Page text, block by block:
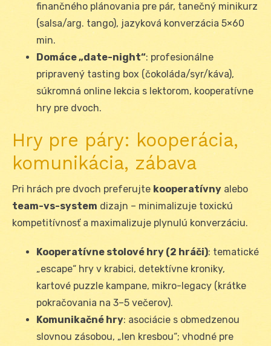
finančného plánovania pre pár, tanečný minikurz
(salsa/arg. tango), jazyková konverzácia 5×60
min.
Domáce „date-night“: profesionálne
pripravený tasting box (čokoláda/syr/káva),
súkromná online lekcia s lektorom, kooperatívne
hry pre dvoch.
Hry pre páry: kooperácia,
komunikácia, zábava
Pri hrách pre dvoch preferujte kooperatívny alebo
team-vs-system dizajn – minimalizuje toxickú
kompetitívnosť a maximalizuje plynulú konverzáciu.
Kooperatívne stolové hry (2 hráči): tematické
„escape“ hry v krabici, detektívne kroniky,
kartové puzzle kampane, mikro-legacy (krátke
pokračovania na 3–5 večerov).
Komunikačné hry: asociácie s obmedzenou
slovnou zásobou, „len kresbou“; vhodné pre